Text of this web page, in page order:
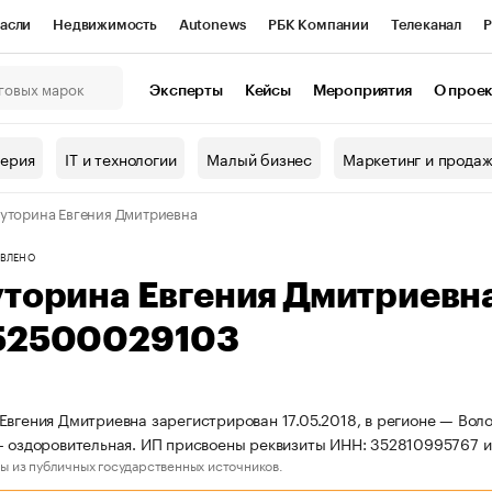
Недвижимость Autonews РБК Компании Телеканал
Проверка контрагентов
Эксперты Кейсы Мероприятия О
IT и технологии Малый бизнес Маркетинг и
Евгения Дмитриевна
Евгения
Дмитриевна зарегистрирован 17.05.2018, в регионе —
оздоровительная. ИП присвоены реквизиты ИНН:
из публичных государственных источников.